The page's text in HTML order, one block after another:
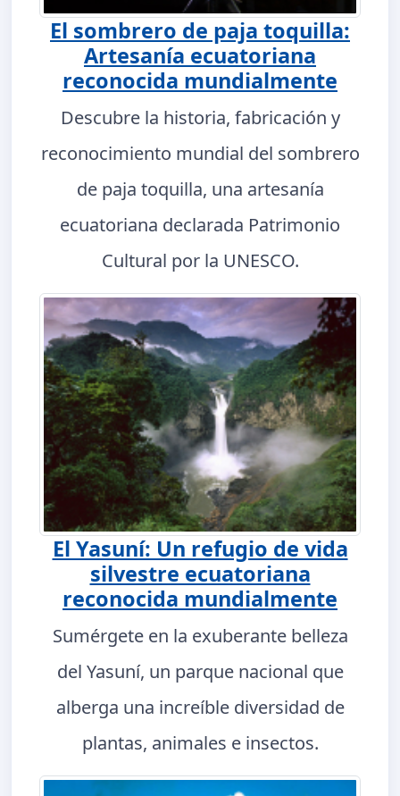
El sombrero de paja toquilla:
Artesanía ecuatoriana
reconocida mundialmente
Descubre la historia, fabricación y
reconocimiento mundial del sombrero
de paja toquilla, una artesanía
ecuatoriana declarada Patrimonio
Cultural por la UNESCO.
El Yasuní: Un refugio de vida
silvestre ecuatoriana
reconocida mundialmente
Sumérgete en la exuberante belleza
del Yasuní, un parque nacional que
alberga una increíble diversidad de
plantas, animales e insectos.